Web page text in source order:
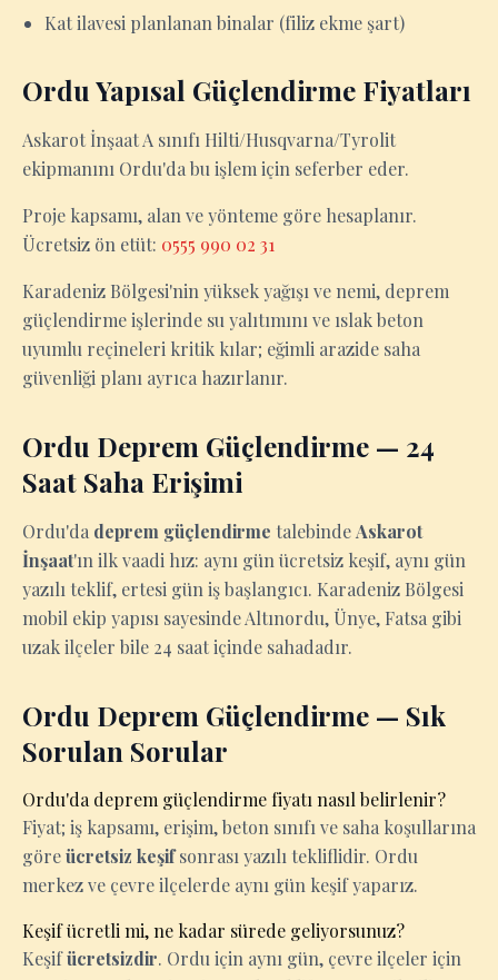
Kat ilavesi planlanan binalar (filiz ekme şart)
Ordu Yapısal Güçlendirme Fiyatları
Askarot İnşaat A sınıfı Hilti/Husqvarna/Tyrolit
ekipmanını Ordu'da bu işlem için seferber eder.
Proje kapsamı, alan ve yönteme göre hesaplanır.
Ücretsiz ön etüt: 0555 990 02 31
Karadeniz Bölgesi'nin yüksek yağışı ve nemi, deprem
güçlendirme işlerinde su yalıtımını ve ıslak beton
uyumlu reçineleri kritik kılar; eğimli arazide saha
güvenliği planı ayrıca hazırlanır.
Ordu Deprem Güçlendirme — 24
Saat Saha Erişimi
Ordu'da deprem güçlendirme talebindeAskarot
İnşaat'ın ilk vaadi hız: aynı gün ücretsiz keşif, aynı gün
yazılı teklif, ertesi gün iş başlangıcı. Karadeniz Bölgesi
mobil ekip yapısı sayesinde Altınordu, Ünye, Fatsa gibi
uzak ilçeler bile 24 saat içinde sahadadır.
Ordu Deprem Güçlendirme — Sık
Sorulan Sorular
Ordu'da deprem güçlendirme fiyatı nasıl belirlenir?
Fiyat; iş kapsamı, erişim, beton sınıfı ve saha koşullarına
göreücretsiz keşifsonrası yazılı tekliflidir. Ordu
merkez ve çevre ilçelerde aynı gün keşif yaparız.
Keşif ücretli mi, ne kadar sürede geliyorsunuz?
Keşifücretsizdir. Ordu için aynı gün, çevre ilçeler için